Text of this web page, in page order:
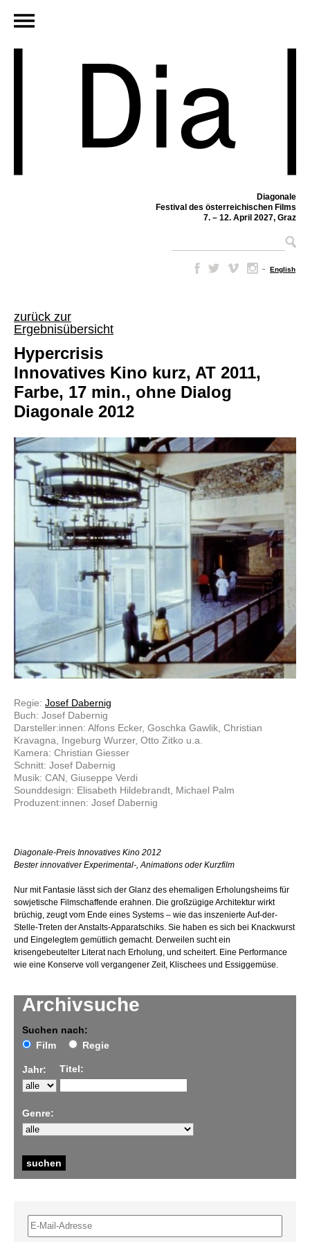
Diagonale
Festival des österreichischen Films
7. – 12. April 2027, Graz
– English
zurück zur
Ergebnisübersicht
Archivsuche
Suchen nach:
Film
Regie
Jahr: Titel:
Genre:
Hypercrisis
Innovatives Kino kurz, AT 2011,
Farbe, 17 min., ohne Dialog
Diagonale 2012
Regie: Josef Dabernig
Buch: Josef Dabernig
Darsteller:innen: Alfons Ecker, Goschka Gawlik, Christian
Kravagna, Ingeburg Wurzer, Otto Zitko u.a.
Kamera: Christian Giesser
Schnitt: Josef Dabernig
Musik: CAN, Giuseppe Verdi
Sounddesign: Elisabeth Hildebrandt, Michael Palm
Produzent:innen: Josef Dabernig
Diagonale-Preis Innovatives Kino 2012
Bester innovativer Experimental-, Animations oder Kurzfilm
Nur mit Fantasie lässt sich der Glanz des ehemaligen Erholungsheims für
sowjetische Filmschaffende erahnen. Die großzügige Architektur wirkt
brüchig, zeugt vom Ende eines Systems – wie das inszenierte Auf-der-
Stelle-Treten der Anstalts-Apparatschiks. Sie haben es sich bei Knackwurst
und Eingelegtem gemütlich gemacht. Derweilen sucht ein
krisengebeutelter Literat nach Erholung, und scheitert. Eine Performance
wie eine Konserve voll vergangener Zeit, Klischees und Essiggemüse.